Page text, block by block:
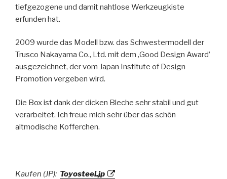
tiefgezogene und damit nahtlose Werkzeugkiste
erfunden hat.
2009 wurde das Modell bzw. das Schwestermodell der
Trusco Nakayama Co., Ltd. mit dem ‚Good Design Award’
ausgezeichnet, der vom Japan Institute of Design
Promotion vergeben wird.
Die Box ist dank der dicken Bleche sehr stabil und gut
verarbeitet. Ich freue mich sehr über das schön
altmodische Kofferchen.
Kaufen (JP): Toyosteel.jp